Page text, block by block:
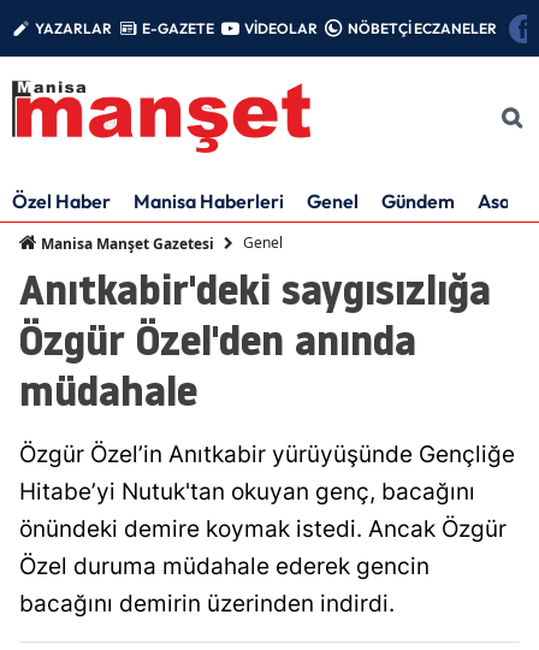
YAZARLAR E-GAZETE VİDEOLAR NÖBETÇİ ECZANELER
Özel Haber Manisa Haberleri Genel Gündem Asayiş
Manisa Manşet Gazetesi Genel
Anıtkabir'deki saygısızlığa
Özgür Özel'den anında
müdahale
Özgür Özel’in Anıtkabir yürüyüşünde Gençliğe
Hitabe’yi Nutuk'tan okuyan genç, bacağını
önündeki demire koymak istedi. Ancak Özgür
Özel duruma müdahale ederek gencin
bacağını demirin üzerinden indirdi.